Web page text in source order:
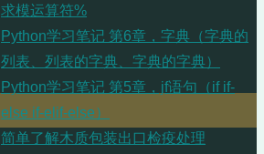
求模运算符%
Python学习笔记 第6章，字典（字典的
列表、列表的字典、字典的字典）
Python学习笔记 第5章，jf语句（if if-
else if-elif-else）
简单了解木质包装出口检疫处理